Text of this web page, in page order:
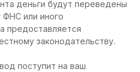
деньги будут переведены
ФНС или иного
предоставляется
законодательству.
поступит на ваш